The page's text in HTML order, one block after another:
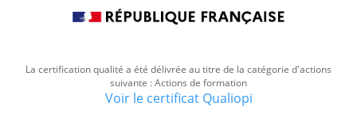
La certification qualité a été délivrée au titre de la catégorie d'actions
suivante : Actions de formation
Voir le certificat Qualiopi